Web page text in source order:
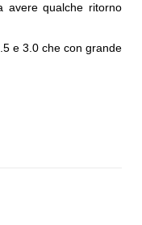
avere qualche ritorno
e 3.0 che con grande